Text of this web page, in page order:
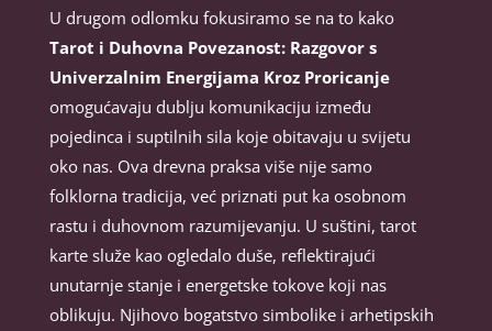
U drugom odlomku fokusiramo se na to kako
Tarot i Duhovna Povezanost: Razgovor s
Univerzalnim Energijama Kroz Proricanje
omogućavaju dublju komunikaciju između
pojedinca i suptilnih sila koje obitavaju u svijetu
oko nas. Ova drevna praksa više nije samo
folklorna tradicija, već priznati put ka osobnom
rastu i duhovnom razumijevanju. U suštini, tarot
karte služe kao ogledalo duše, reflektirajući
unutarnje stanje i energetske tokove koji nas
oblikuju. Njihovo bogatstvo simbolike i arhetipskih